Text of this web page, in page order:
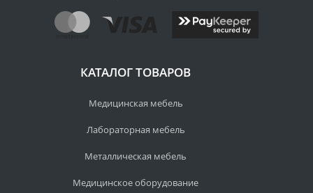
КАТАЛОГ ТОВАРОВ
Медицинская мебель
Лабораторная мебель
Металлическая мебель
Медицинское оборудование